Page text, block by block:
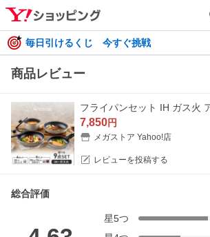
毎日引けるくじ 今すぐ挑戦
商品レビュー
7,850円
メガストア Yahoo!店
レビューを投稿する
総合評価
星5つ